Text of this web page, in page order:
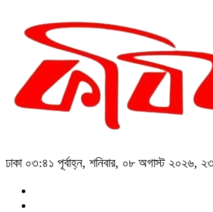
ঢাকা ০৩:৪১ পূর্বাহ্ন, শনিবার, ০৮ অগাস্ট ২০২৬, ২৩